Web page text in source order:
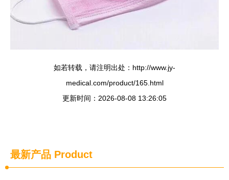
如若转载，请注明出处：http://www.jy-
medical.com/product/165.html
更新时间：2026-08-08 13:26:05
最新产品 Product